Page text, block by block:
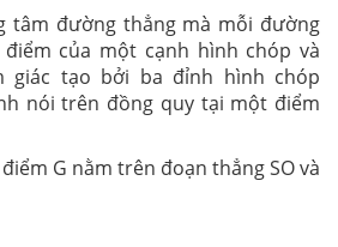
tâm đường thẳng mà mỗi đường
của một cạnh hình chóp và
giác tạo bởi ba đỉnh hình chóp
nói trên đồng quy tại một điểm
G nằm trên đoạn thẳng SO và